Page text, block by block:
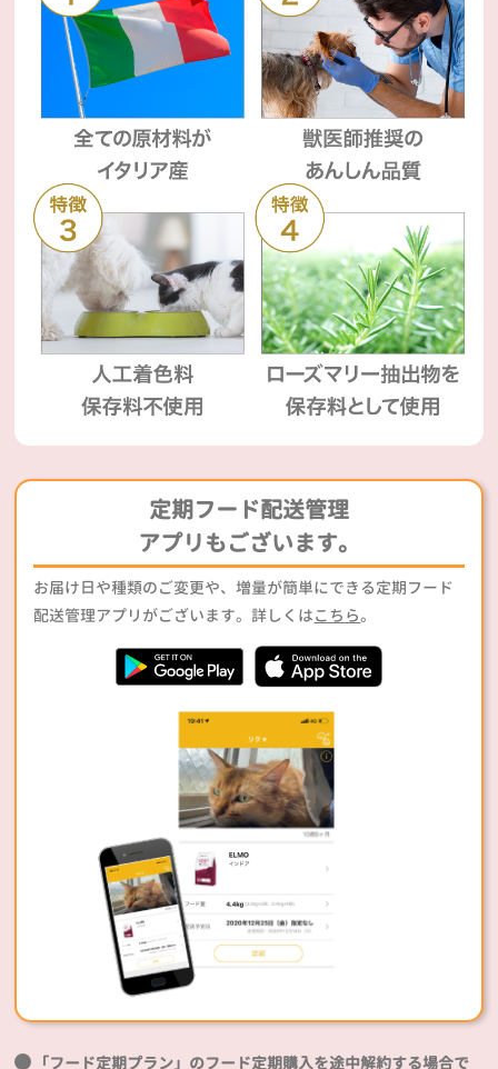
定期フード配送管理
アプリもございます。
お届け日や種類のご変更や、増量が簡単にできる定期フード
配送管理アプリがございます。詳しくはこちら。
「フード定期プラン」のフード定期購入を途中解約する場合で